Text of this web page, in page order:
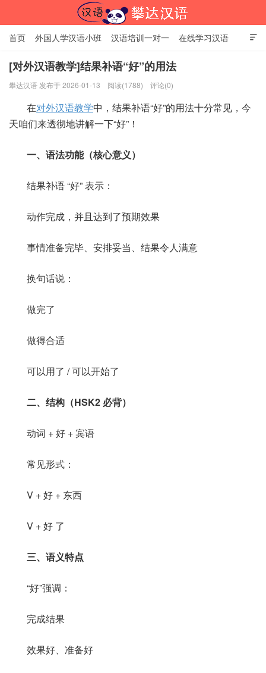

首页 外国人学汉语小班 汉语培训一对一 在线学习汉语
中国文化体验课 HSK考试时间 对外汉语老师
关于我们 加入【攀达汉语】
[对外汉语教学]结果补语“好”的用法
攀达汉语 发布于 2026-01-13 阅读(1788) 评论(0)
在对外汉语教学中，结果补语“好”的用法十分常见，今
天咱们来透彻地讲解一下“好”！
一、语法功能（核心意义）
结果补语 “好” 表示：
动作完成，并且达到了预期效果
事情准备完毕、安排妥当、结果令人满意
换句话说：
做完了
做得合适
可以用了 / 可以开始了
二、结构（HSK2 必背）
动词 + 好 + 宾语
常见形式：
V + 好 + 东西
V + 好 了
三、语义特点
“好”强调：
完成结果
效果好、准备好